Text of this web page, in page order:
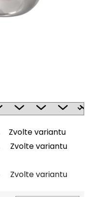
Zvolte variantu
Zvolte variantu
Zvolte variantu